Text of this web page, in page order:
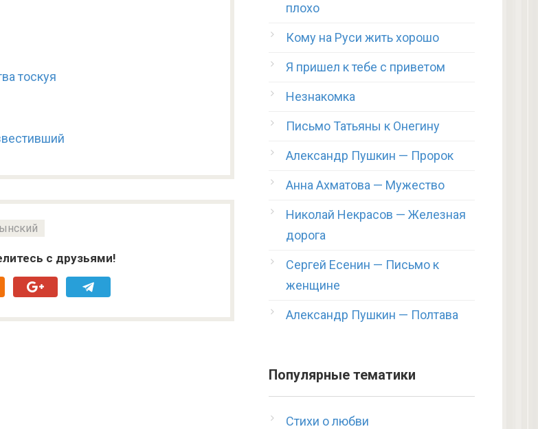
тоскуя
с друзьями!
плохо
Кому на Руси жить хорошо
Я пришел к тебе с приветом
Незнакомка
Письмо Татьяны к Онегину
Александр Пушкин — Пророк
Анна Ахматова — Мужество
Николай Некрасов — Железная
дорога
Сергей Есенин — Письмо к
женщине
Александр Пушкин — Полтава
Популярные тематики
Стихи о любви